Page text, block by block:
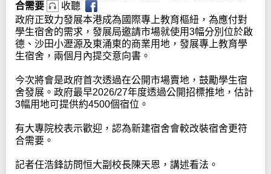
合需要
收聽
政府正致力發展本港成為國際專上教育樞紐，為應付對
學生宿舍的需求，發展局邀請市場就使用3幅分別位於啟
德、沙田小瀝源及東涌東的商業用地，發展專上教育學
生宿舍，兩個月內提交意向書。
今次將會是政府首次透過在公開市場賣地，鼓勵學生宿
舍發展。政府最早2026/27年度透過公開招標推地，估計
3幅用地可提供約4500個宿位。
有大專院校表示歡迎，認為新建宿舍會較改裝宿舍更符
合需要。
記者任浩鋒訪問恒大副校長陳天恩，講述看法。